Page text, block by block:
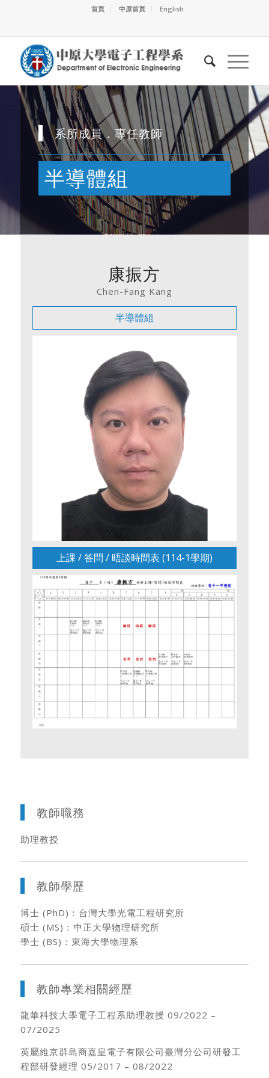
首頁 中原首頁 English
系所成員．專任教師
半導體組
康振方
Chen-Fang Kang
半導體組
上課 / 答問 / 晤談時間表 (114-1學期)
教師職務
助理教授
教師學歷
博士 (PhD)：台灣大學光電工程研究所
碩士 (MS)：中正大學物理研究所
學士 (BS)：東海大學物理系
教師專業相關經歷
龍華科技大學電子工程系助理教授 09/2022 –
07/2025
英屬維京群島商嘉皇電子有限公司臺灣分公司研發工
程部研發經理 05/2017 – 08/2022